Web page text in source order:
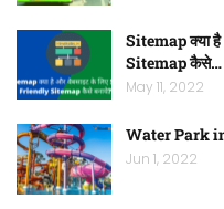
Sitemap क्या
Sitemap कैसे…
May 11, 2022
Water Park in
Jun 1, 2022